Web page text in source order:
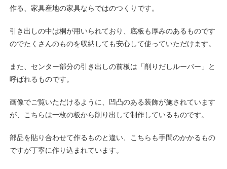
作る、家具産地の家具ならではのつくりです。
引き出しの中は桐が用いられており、底板も厚みのあるものです
のでたくさんのものを収納しても安心して使っていただけます。
また、センター部分の引き出しの前板は「削りだしルーバー」と
呼ばれるものです。
画像でご覧いただけるように、凹凸のある装飾が施されています
が、こちらは一枚の板から削り出して制作しているものです。
部品を貼り合わせて作るものと違い、こちらも手間のかかるもの
ですが丁寧に作り込まれています。